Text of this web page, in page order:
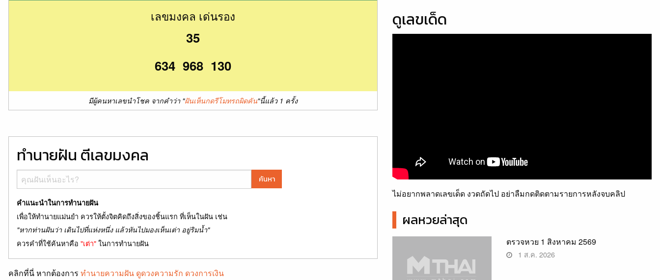
เลขมงคล เด่นรอง
35
634 968 130
มีผู้คนหาเลขนำโชค จากคำว่า "ฝันเห็นกดรีโมทรถผิดคัน"นี้แล้ว 1 ครั้ง
ทำนายฝัน ตีเลขมงคล
ค้นหา
คำแนะนำในการทำนายฝัน
เพื่อให้ทำนายแม่นยำ ควรให้ตั้งจิตคิดถึงสิ่งของชิ้นแรก ที่เห็นในฝัน เช่น
"หากท่านฝันว่า เดินไปที่แห่งหนึ่ง แล้วหันไปมองเห็นเต่า อยู่ริมน้ำ"
ควรคำที่ใช้ค้นหาคือ "เต่า"ในการทำนายฝัน
คลิกที่นี่ หากต้องการ ทำนายความฝัน ดูดวงความรัก ดวงการเงิน
ดูเลขเด็ด
ไม่อยากพลาดเลขเด็ด งวดถัดไป อย่าลืมกดติดตามรายการหลังจบคลิป
ผลหวยล่าสุด
ตรวจหวย 1 สิงหาคม 2569
1 ส.ค. 2026